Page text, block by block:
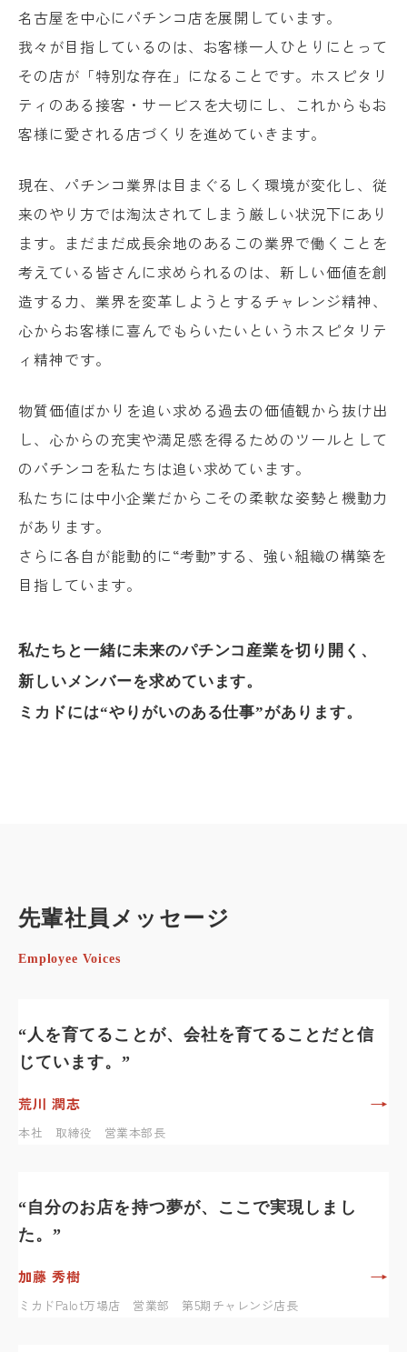
名古屋を中心にパチンコ店を展開しています。
我々が目指しているのは、お客様一人ひとりにとって
その店が「特別な存在」になることです。ホスピタリ
ティのある接客・サービスを大切にし、これからもお
客様に愛される店づくりを進めていきます。
現在、パチンコ業界は目まぐるしく環境が変化し、従
来のやり方では淘汰されてしまう厳しい状況下にあり
ます。まだまだ成長余地のあるこの業界で働くことを
考えている皆さんに求められるのは、新しい価値を創
造する力、業界を変革しようとするチャレンジ精神、
心からお客様に喜んでもらいたいというホスピタリテ
ィ精神です。
物質価値ばかりを追い求める過去の価値観から抜け出
し、心からの充実や満足感を得るためのツールとして
のパチンコを私たちは追い求めています。
私たちには中小企業だからこその柔軟な姿勢と機動力
があります。
さらに各自が能動的に“考動”する、強い組織の構築を
目指しています。
私たちと一緒に未来のパチンコ産業を切り開く、
新しいメンバーを求めています。
ミカドには“やりがいのある仕事”があります。
先輩社員メッセージ
Employee Voices
“人を育てることが、会社を育てることだと信
じています。”
荒川 潤志 →
本社 取締役 営業本部長
“自分のお店を持つ夢が、ここで実現しまし
た。”
加藤 秀樹 →
ミカドPalot万場店 営業部 第5期チャレンジ店長